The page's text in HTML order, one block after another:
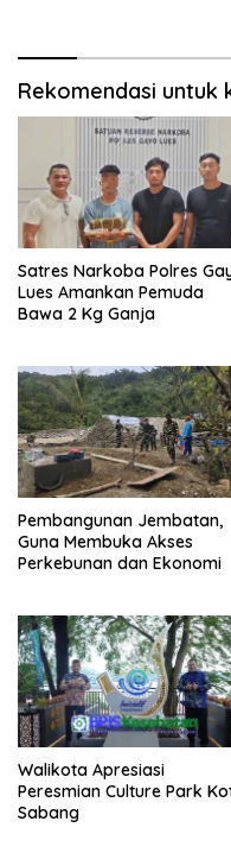
Rekomendasi untuk
Satres Narkoba Polres
Lues Amankan Pemuda
Bawa 2 Kg Ganja
Pembangunan Jembatan,
Guna Membuka Akses
Perkebunan dan Ekonomi
Walikota Apresiasi
Peresmian Culture Park
Sabang